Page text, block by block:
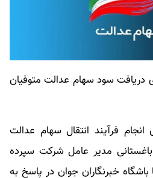
دریافت سود سهام عدالت متوفیان
اسفند برای انجام فرآیند انتقال سهام عدالت
مدیر عامل شرکت سپرده
خبرنگاران جوان در پاسخ به